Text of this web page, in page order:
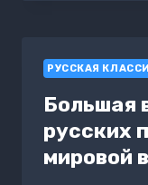
РУССКАЯ
Большая
русских
мировой